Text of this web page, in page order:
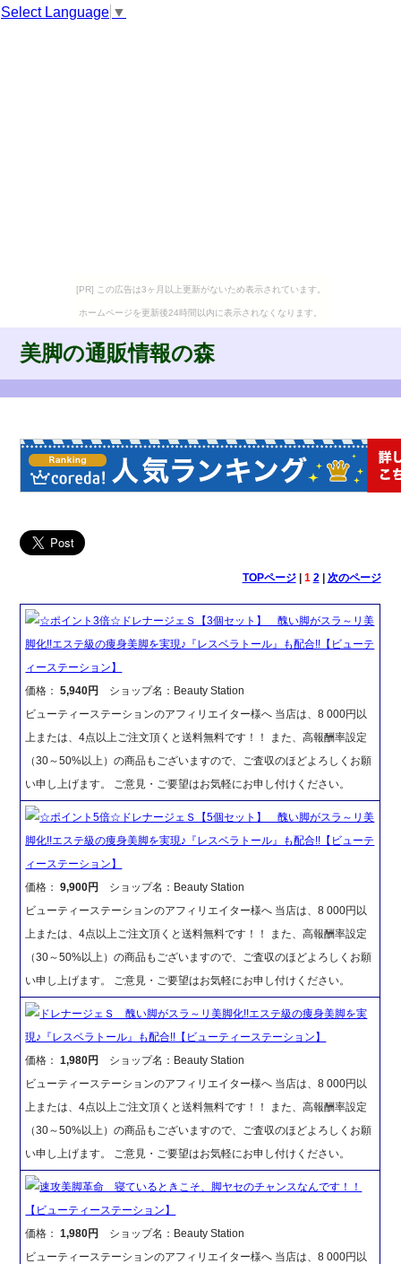
Select Language ▼
[PR] この広告は3ヶ月以上更新がないため表示されています。
ホームページを更新後24時間以内に表示されなくなります。
美脚の通販情報の森
TOPページ| 1 2| 次のページ
☆ポイント3倍☆ドレナージェＳ【3個セット】 醜い脚がスラ～リ美
脚化!!エステ級の痩身美脚を実現♪『レスベラトール』も配合!!【ビューテ
ィーステーション】
価格：5,940円
ショップ名：Beauty Station
ビューティーステーションのアフィリエイター様へ 当店は、8 000円以
上または、4点以上ご注文頂くと送料無料です！！ また、高報酬率設定
（30～50%以上）の商品もございますので、ご査収のほどよろしくお願
い申し上げます。 ご意見・ご要望はお気軽にお申し付けください。
☆ポイント5倍☆ドレナージェＳ【5個セット】 醜い脚がスラ～リ美
脚化!!エステ級の痩身美脚を実現♪『レスベラトール』も配合!!【ビューテ
ィーステーション】
価格：9,900円
ショップ名：Beauty Station
ビューティーステーションのアフィリエイター様へ 当店は、8 000円以
上または、4点以上ご注文頂くと送料無料です！！ また、高報酬率設定
（30～50%以上）の商品もございますので、ご査収のほどよろしくお願
い申し上げます。 ご意見・ご要望はお気軽にお申し付けください。
ドレナージェＳ 醜い脚がスラ～リ美脚化!!エステ級の痩身美脚を実
現♪『レスベラトール』も配合!!【ビューティーステーション】
価格：1,980円
ショップ名：Beauty Station
ビューティーステーションのアフィリエイター様へ 当店は、8 000円以
上または、4点以上ご注文頂くと送料無料です！！ また、高報酬率設定
（30～50%以上）の商品もございますので、ご査収のほどよろしくお願
い申し上げます。 ご意見・ご要望はお気軽にお申し付けください。
速攻美脚革命 寝ているときこそ、脚ヤセのチャンスなんです！！
【ビューティーステーション】
価格：1,980円
ショップ名：Beauty Station
ビューティーステーションのアフィリエイター様へ 当店は、8 000円以